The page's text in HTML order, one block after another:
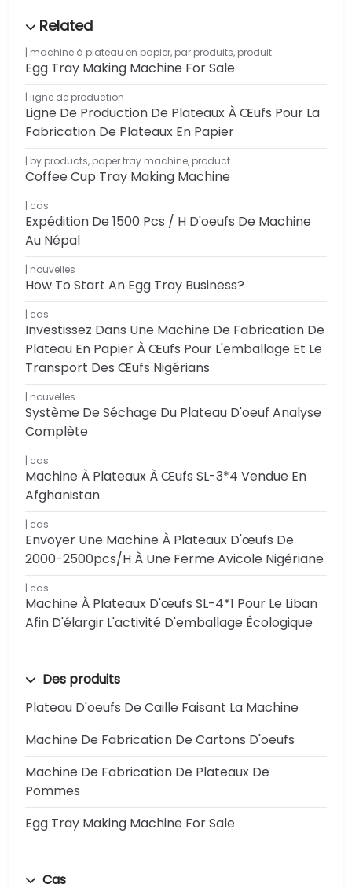
machine à plateau en papier, par produits, produit
Egg Tray Making Machine For Sale
ligne de production
Ligne De Production De Plateaux À Œufs Pour La
Fabrication De Plateaux En Papier
by products, paper tray machine, product
Coffee Cup Tray Making Machine
cas
Expédition De 1500 Pcs / H D'oeufs De Machine
Au Népal
nouvelles
How To Start An Egg Tray Business?
cas
Investissez Dans Une Machine De Fabrication De
Plateau En Papier À Œufs Pour L'emballage Et Le
Transport Des Œufs Nigérians
nouvelles
Système De Séchage Du Plateau D'oeuf Analyse
Complète
cas
Machine À Plateaux À Œufs SL-3*4 Vendue En
Afghanistan
cas
Envoyer Une Machine À Plateaux D'œufs De
2000-2500pcs/h À Une Ferme Avicole Nigériane
cas
Machine À Plateaux D'œufs SL-4*1 Pour Le Liban
Afin D'élargir L'activité D'emballage Écologique
Des produits
Plateau D'oeufs De Caille Faisant La Machine
Machine De Fabrication De Cartons D'oeufs
Machine De Fabrication De Plateaux De
Pommes
Egg Tray Making Machine For Sale
Cas